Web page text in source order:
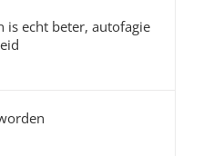
is echt beter, autofagie